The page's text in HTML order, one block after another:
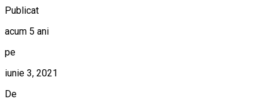
Publicat
acum 5 ani
pe
iunie 3, 2021
De